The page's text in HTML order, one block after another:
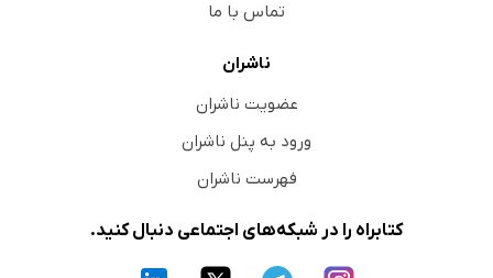
تماس با ما
ناشران
عضویت ناشران
ورود به پنل ناشران
فهرست ناشران
کتابراه را در شبکه‌های اجتماعی دنبال کنید.